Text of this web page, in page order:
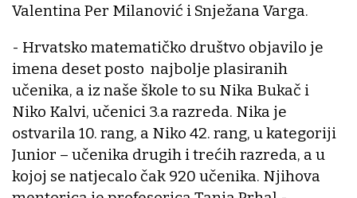
Valentina Per Milanović i Snježana Varga.
- Hrvatsko matematičko društvo objavilo je
imena deset posto najbolje plasiranih
učenika, a iz naše škole to su Nika Bukač i
Niko Kalvi, učenici 3.a razreda. Nika je
ostvarila 10. rang, a Niko 42. rang, u kategoriji
Junior – učenika drugih i trećih razreda, a u
kojoj se natjecalo čak 920 učenika. Njihova